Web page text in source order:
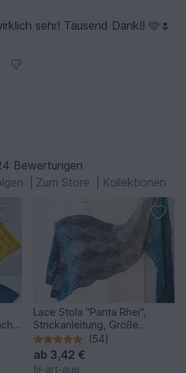
sehr! Tausend Dank!! 🩵🌷
Bewertungen
Zum Store Kollektionen
Lace Stola "Panta Rhei",
Strickanleitung, Größe
individualisierbar
(54)
ab 3,42 €
fil-art-aue